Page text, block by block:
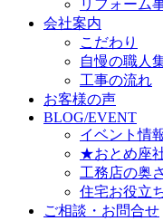
リフォーム
会社案内
こだわり
自慢の職人
工事の流れ
お客様の声
BLOG/EVENT
イベント情
★おとめ座
工務店の奥
住宅お役立
ご相談・お問合せ